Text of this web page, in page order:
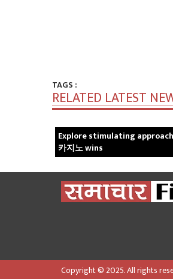
TAGS :
RELATED LATEST
Explore stimulating
카지노 wins
Copyright © 2025. All rights